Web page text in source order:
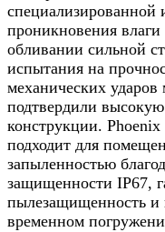
специализированной
проникновения
обливании сильной
испытания на
механических ударов
подтвердили
конструкции.
подходит для
запыленностью
защищенности IP67,
пылезащищенность и
временном